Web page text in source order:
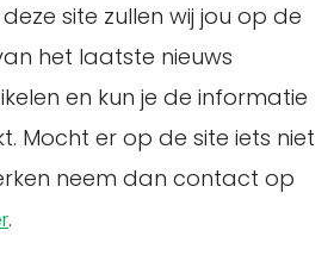
site zullen wij jou op de
het laatste nieuws
en kun je de informatie
Mocht er op de site iets niet
neem dan contact op
.